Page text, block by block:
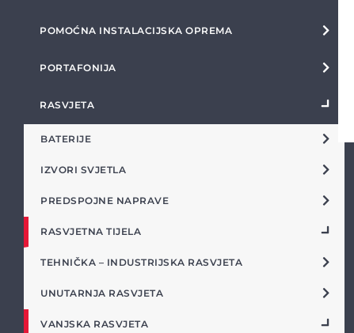
POMOĆNA INSTALACIJSKA OPREMA
PORTAFONIJA
RASVJETA
BATERIJE
IZVORI SVJETLA
PREDSPOJNE NAPRAVE
RASVJETNA TIJELA
TEHNIČKA – INDUSTRIJSKA RASVJETA
UNUTARNJA RASVJETA
VANJSKA RASVJETA